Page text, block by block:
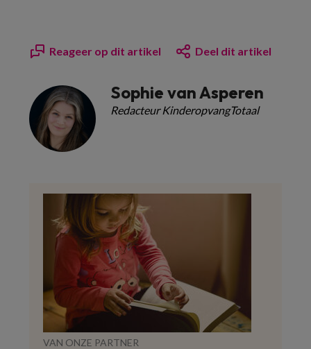
Reageer op dit artikel Deel dit artikel
Sophie van Asperen
Redacteur KinderopvangTotaal
VAN ONZE PARTNER